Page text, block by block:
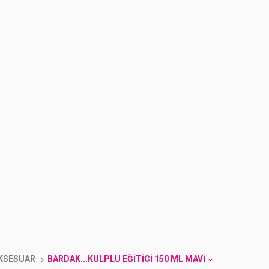
BARDAK...KULPLU EĞITICI 150 ML MAVI